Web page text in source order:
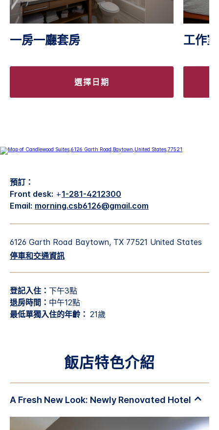
一房一廳套房
選擇日期
工作
預訂：
Front desk: +1-281-4212300
Email: morning.csb6126@gmail.com
6126 Garth Road Baytown, TX 77521 United States
停車和交通資訊
登記入住： 下午3點
退房時間： 中午12點
最低單獨入住的年齡： 21歲
飯店特色介紹